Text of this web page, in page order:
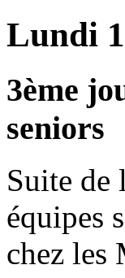
Lundi
3ème
seniors
Suite de
équipes
chez les